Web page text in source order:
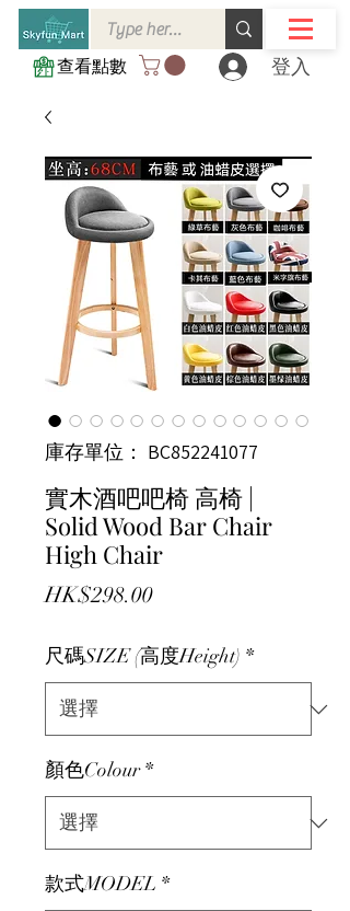
查看點數 登入
庫存單位： BC852241077
實木酒吧吧椅 高椅 |
Solid Wood Bar Chair
High Chair
HK$298.00價格
尺碼SIZE (高度Height) *
顏色Colour *
款式MODEL *